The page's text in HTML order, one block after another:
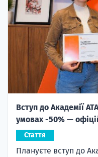
Вступ до Академії
умовах -50% —
Стаття
Плануєте вступ до